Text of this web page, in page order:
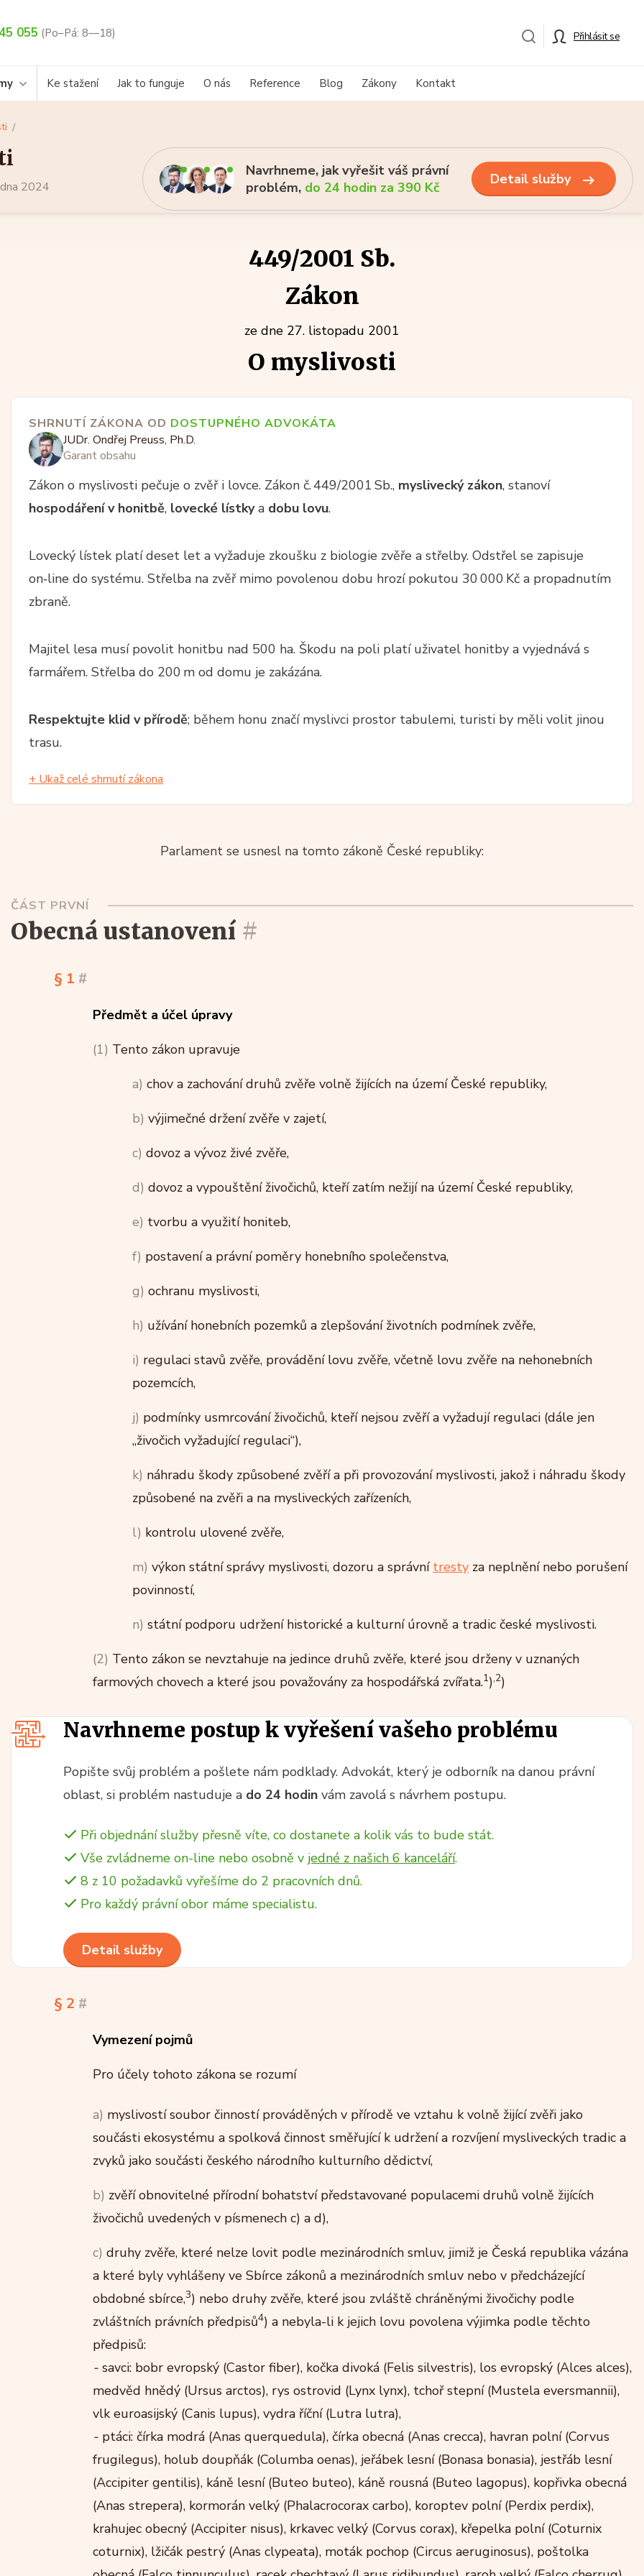
055 (Po–Pá: 8—18) Přihlásit se
Ke stažení Jak to funguje O nás Reference Blog Zákony Kontakt
2024
Navrhneme, jak vyřešit váš právní
problém, do 24 hodin za 390 Kč Detail služby
449/2001 Sb.
Zákon
ze dne 27. listopadu 2001
O myslivosti
SHRNUTÍ ZÁKONA OD DOSTUPNÉHO ADVOKÁTA
JUDr. Ondřej Preuss, Ph.D.
Garant obsahu
Zákon o myslivosti pečuje o zvěř i lovce. Zákon č. 449/2001 Sb., myslivecký zákon, stanoví
hospodáření v honitbě, lovecké lístkya dobu lovu.
Lovecký lístek platí deset let a vyžaduje zkoušku z biologie zvěře a střelby. Odstřel se zapisuje
on‑line do systému. Střelba na zvěř mimo povolenou dobu hrozí pokutou 30 000 Kč a propadnutím
zbraně.
Majitel lesa musí povolit honitbu nad 500 ha. Škodu na poli platí uživatel honitby a vyjednává s
farmářem. Střelba do 200 m od domu je zakázána.
Respektujte klid v přírodě; během honu značí myslivci prostor tabulemi, turisti by měli volit jinou
trasu.
+ Ukaž celé shrnutí zákona
Parlament se usnesl na tomto zákoně České republiky:
ČÁST PRVNÍ
obecná ustanovení #
§ 1 #
Předmět a účel úpravy
(1) Tento zákon upravuje
a) chov a zachování druhů zvěře volně žijících na území České republiky,
b) výjimečné držení zvěře v zajetí,
c) dovoz a vývoz živé zvěře,
d) dovoz a vypouštění živočichů, kteří zatím nežijí na území České republiky,
e) tvorbu a využití honiteb,
f) postavení a právní poměry honebního společenstva,
g) ochranu myslivosti,
h) užívání honebních pozemků a zlepšování životních podmínek zvěře,
i) regulaci stavů zvěře, provádění lovu zvěře, včetně lovu zvěře na nehonebních
pozemcích,
j) podmínky usmrcování živočichů, kteří nejsou zvěří a vyžadují regulaci (dále jen
„živočich vyžadující regulaci“),
k) náhradu škody způsobené zvěří a při provozování myslivosti, jakož i náhradu škody
způsobené na zvěři a na mysliveckých zařízeních,
l) kontrolu ulovené zvěře,
m) výkon státní správy myslivosti, dozoru a správní tresty za neplnění nebo porušení
povinností,
n) státní podporu udržení historické a kulturní úrovně a tradic české myslivosti.
(2) Tento zákon se nevztahuje na jedince druhů zvěře, které jsou drženy v uznaných
farmových chovech a které jsou považovány za hospodářská zvířata.1),2)
Navrhneme postup k vyřešení vašeho problému
Popište svůj problém a pošlete nám podklady. Advokát, který je odborník na danou právní
oblast, si problém nastuduje a do 24 hodin vám zavolá s návrhem postupu.
Při objednání služby přesně víte, co dostanete a kolik vás to bude stát.
Vše zvládneme on-line nebo osobně v jedné z našich 6 kanceláří.
8 z 10 požadavků vyřešíme do 2 pracovních dnů.
Pro každý právní obor máme specialistu.
Detail služby
§ 2 #
Vymezení pojmů
Pro účely tohoto zákona se rozumí
a) myslivostí soubor činností prováděných v přírodě ve vztahu k volně žijící zvěři jako
součásti ekosystému a spolková činnost směřující k udržení a rozvíjení mysliveckých tradic a
zvyků jako součásti českého národního kulturního dědictví,
b) zvěří obnovitelné přírodní bohatství představované populacemi druhů volně žijících
živočichů uvedených v písmenech c) a d),
c) druhy zvěře, které nelze lovit podle mezinárodních smluv, jimiž je Česká republika vázána
a které byly vyhlášeny ve Sbírce zákonů a mezinárodních smluv nebo v předcházející
obdobné sbírce,3) nebo druhy zvěře, které jsou zvláště chráněnými živočichy podle
zvláštních právních předpisů4) a nebyla-li k jejich lovu povolena výjimka podle těchto
předpisů:
- savci: bobr evropský (Castor fiber), kočka divoká (Felis silvestris), los evropský (Alces alces),
medvěd hnědý (Ursus arctos), rys ostrovid (Lynx lynx), tchoř stepní (Mustela eversmannii),
vlk euroasijský (Canis lupus), vydra říční (Lutra lutra),
- ptáci: čírka modrá (Anas querquedula), čírka obecná (Anas crecca), havran polní (Corvus
frugilegus), holub doupňák (Columba oenas), jeřábek lesní (Bonasa bonasia), jestřáb lesní
(Accipiter gentilis), káně lesní (Buteo buteo), káně rousná (Buteo lagopus), kopřivka obecná
(Anas strepera), kormorán velký (Phalacrocorax carbo), koroptev polní (Perdix perdix),
krahujec obecný (Accipiter nisus), krkavec velký (Corvus corax), křepelka polní (Coturnix
coturnix), lžičák pestrý (Anas clypeata), moták pochop (Circus aeruginosus), poštolka